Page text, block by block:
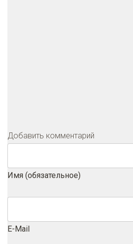
Добавить комментарий
Имя (обязательное)
E-Mail